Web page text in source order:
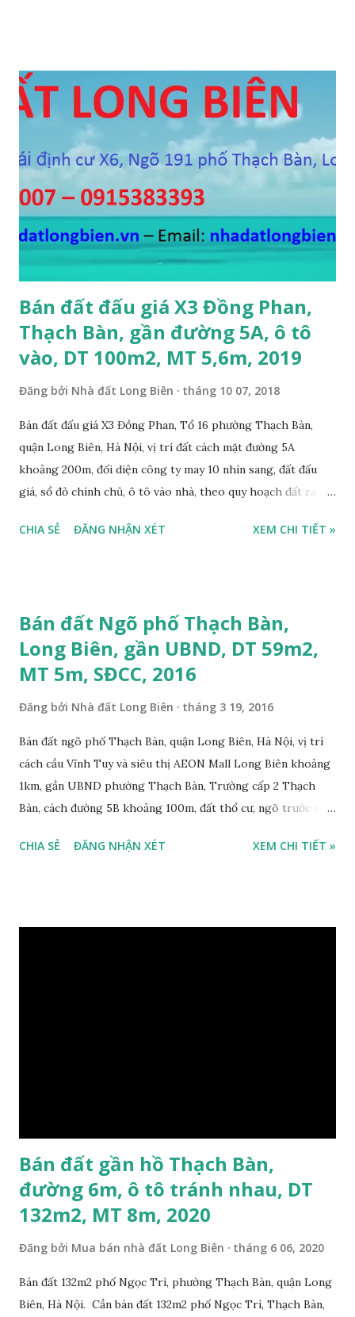
trung gian, Môi giới và Quảng cáo trực tuyến ĐÃ BÁN
Bán đất đấu giá X3 Đồng Phan,
Thạch Bàn, gần đường 5A, ô tô
vào, DT 100m2, MT 5,6m, 2019
Đăng bởi Nhà đất Long Biên tháng 10 07, 2018
Bán đất đấu giá X3 Đồng Phan, Tổ 16 phường Thạch Bàn,
quận Long Biên, Hà Nội, vị trí đất cách mặt đường 5A
khoảng 200m, đối diện công ty may 10 nhìn sang, đất đấu
giá, sổ đỏ chính chủ, ô tô vào nhà, theo quy hoạch đất ra
nở hậu, tiện để ở, làm kho xưởng, sổ đỏ chính chủ, giá bán:
CHIA SẺ ĐĂNG NHẬN XÉT XEM CHI TIẾT »
Bán đất Ngõ phố Thạch Bàn,
Long Biên, gần UBND, DT 59m2,
MT 5m, SĐCC, 2016
Đăng bởi Nhà đất Long Biên tháng 3 19, 2016
Bán đất ngõ phố Thạch Bàn, quận Long Biên, Hà Nội, vị trí
cách cầu Vĩnh Tuy và siêu thị AEON Mall Long Biên khoảng
1km, gần UBND phường Thạch Bàn, Trường cấp 2 Thạch
Bàn, cách đường 5B khoảng 100m, đất thổ cư, ngõ trước nhà
mặt tiền 5m, sổ đỏ chính chủ, giá bán 30 triệu/m2. Liên hệ:
CHIA SẺ ĐĂNG NHẬN XÉT XEM CHI TIẾT »
Bán đất gần hồ Thạch Bàn,
đường 6m, ô tô tránh nhau, DT
132m2, MT 8m, 2020
Đăng bởi Mua bán nhà đất Long Biên tháng 6 06, 2020
Bán đất 132m2 phố Ngọc Trì, phường Thạch Bàn, quận Long
Biên, Hà Nội. Cần bán đất 132m2 phố Ngọc Trì, Thạch Bàn,